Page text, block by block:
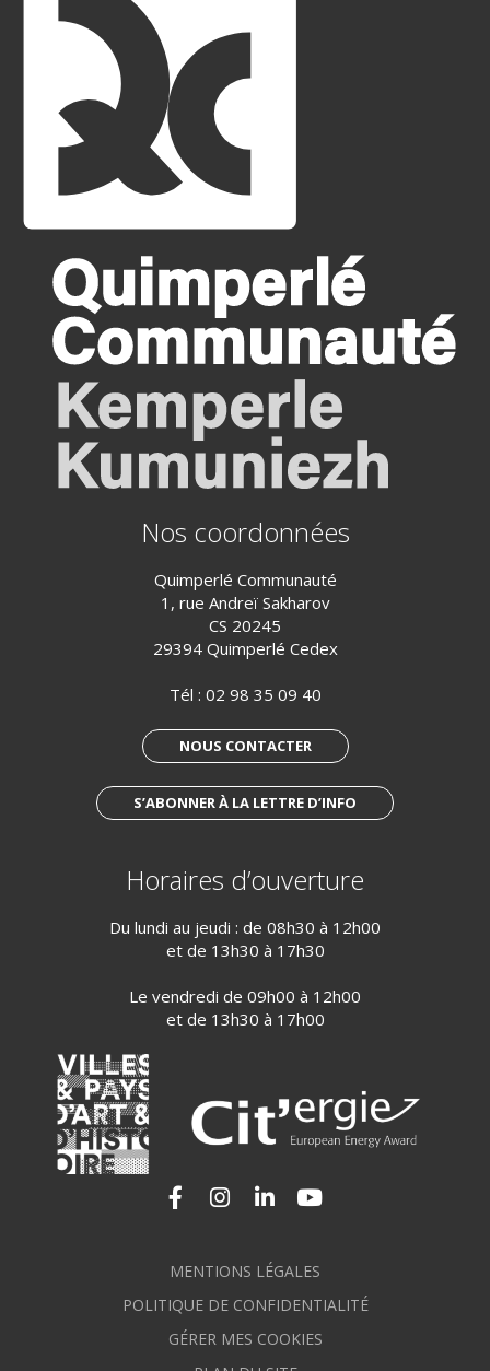
Nos coordonnées
Quimperlé Communauté
1, rue Andreï Sakharov
CS 20245
29394 Quimperlé Cedex
Tél : 02 98 35 09 40
NOUS CONTACTER
S’ABONNER À LA LETTRE D’INFO
Horaires d’ouverture
Du lundi au jeudi : de 08h30 à 12h00
et de 13h30 à 17h30
Le vendredi de 09h00 à 12h00
et de 13h30 à 17h00
Lien vers le compte Facebook
Lien vers le compte Instagram
Lien vers le compte
MENTIONS LÉGALES
POLITIQUE DE CONFIDENTIALITÉ
GÉRER MES COOKIES